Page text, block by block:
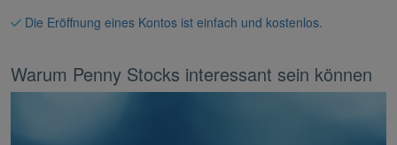
Die Eröffnung eines Kontos ist einfach und kostenlos.
Warum Penny Stocks interessant sein können